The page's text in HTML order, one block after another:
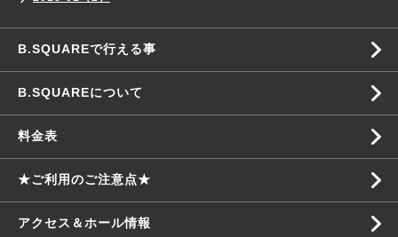
B.SQUAREで行える事
B.SQUAREについて
料金表
★ご利用のご注意点★
アクセス＆ホール情報